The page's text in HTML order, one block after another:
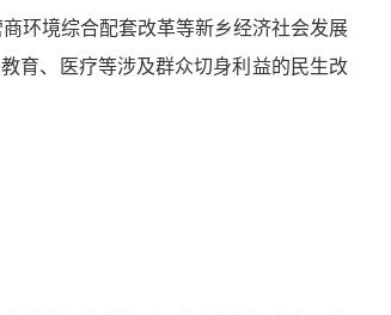
环境综合配套改革等新乡经济社会发展
育、医疗等涉及群众切身利益的民生改